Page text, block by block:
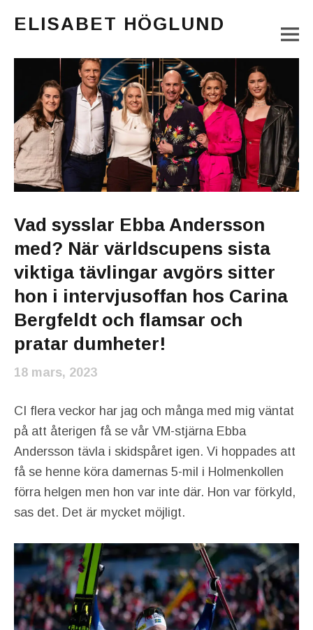
ELISABET HÖGLUND
Main Menu
Vad sysslar Ebba Andersson
med? När världscupens sista
viktiga tävlingar avgörs sitter
hon i intervjusoffan hos Carina
Bergfeldt och flamsar och
pratar dumheter!
18 mars, 2023
CI flera veckor har jag och många med mig väntat
på att återigen få se vår VM-stjärna Ebba
Andersson tävla i skidspåret igen. Vi hoppades att
få se henne köra damernas 5-mil i Holmenkollen
förra helgen men hon var inte där. Hon var förkyld,
sas det. Det är mycket möjligt.